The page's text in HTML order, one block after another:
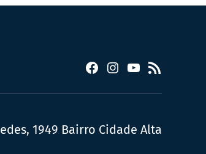
Facebook
Instagram
YouTube
RSS
1949 Bairro Cidade Alta